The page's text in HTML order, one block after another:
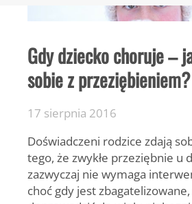
Gdy dziecko choruje –
sobie z przeziębieniem?
17 sierpnia 2016
Doświadczeni rodzice zdają
tego, że zwykłe przeziębnie u
zazwyczaj nie wymaga
choć gdy jest